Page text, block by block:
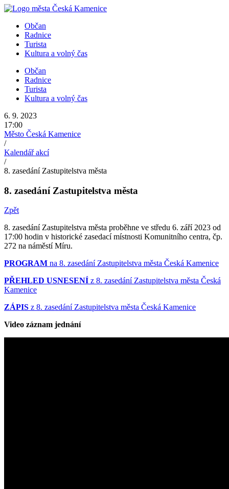
Přejít
obsahuObčan
Radnice
Turista
Kultura a volný čas
Občan
Radnice
Turista
Kultura a volný čas
6. 9. 2023
17:00
Město Česká Kamenice
/
Kalendář akcí
/
8. zasedání Zastupitelstva města
8. zasedání Zastupitelstva města
Zpět
8. zasedání Zastupitelstva města proběhne ve středu 6. září 2023 od
17:00 hodin v historické zasedací místnosti Komunitního centra, čp.
272 na náměstí Míru.
PROGRAM na 8. zasedání Zastupitelstva města Česká Kamenice
PŘEHLED USNESENÍ z 8. zasedání Zastupitelstva města Česká
Kamenice
ZÁPIS z 8. zasedání Zastupitelstva města Česká Kamenice
Video záznam jednání